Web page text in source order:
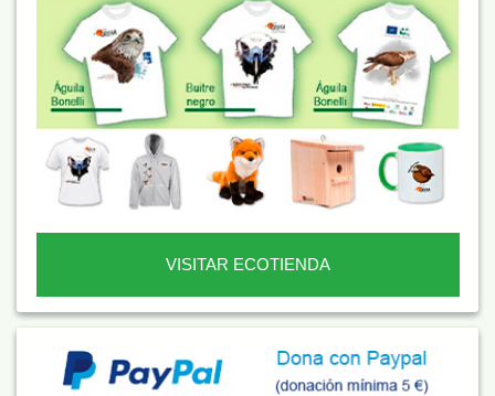
VISITAR ECOTIENDA